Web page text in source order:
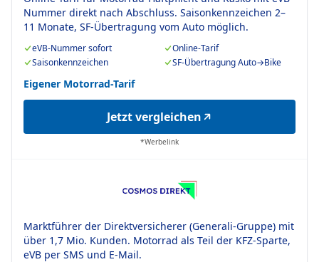
Nummer direkt nach Abschluss. Saisonkennzeichen 2–
11 Monate, SF-Übertragung vom Auto möglich.
eVB-Nummer sofort
Online-Tarif
Saisonkennzeichen
SF-Übertragung Auto→Bike
Eigener Motorrad-Tarif
Jetzt vergleichen
*Werbelink
Marktführer der Direktversicherer (Generali-Gruppe) mit
über 1,7 Mio. Kunden. Motorrad als Teil der KFZ-Sparte,
eVB per SMS und E-Mail.